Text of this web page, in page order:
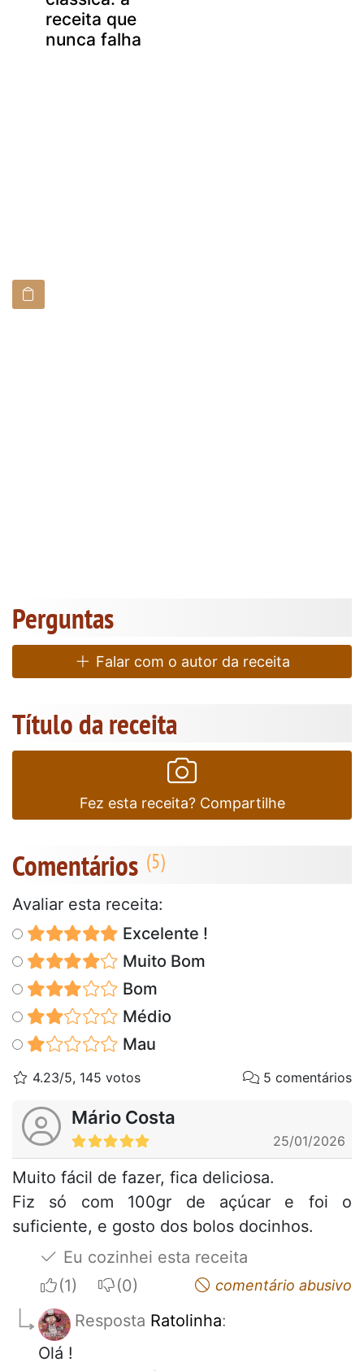
receita que
nunca falha
Perguntas
Falar com o autor da receita
Título da receita
Fez esta receita? Compartilhe
Comentários
Avaliar esta receita:
Excelente !
Muito Bom
Bom
Médio
Mau
4.23/5, 145 votos 5 comentários
Mário Costa
25/01/2026
Muito fácil de fazer, fica deliciosa.
Fiz só com 100gr de açúcar e foi o
suficiente, e gosto dos bolos docinhos.
Eu cozinhei esta receita
I apreciateI do not appreciatecomentário abusivo
Resposta Ratolinha:
Olá !